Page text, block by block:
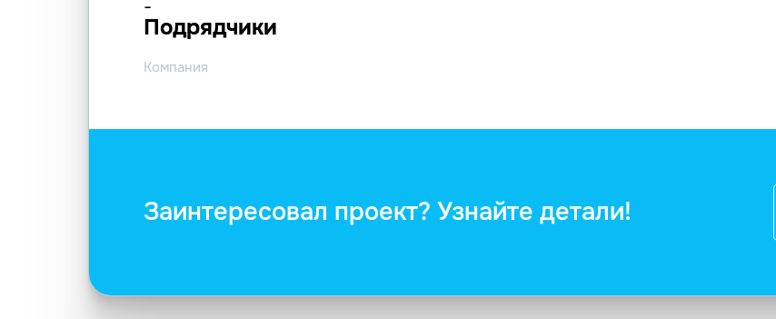
-
Подрядчики
Компания
Заинтересовал проект? Узнайте детали!